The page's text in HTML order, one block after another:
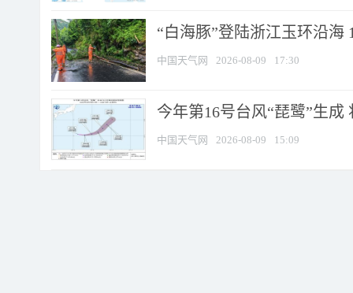
“白海豚”登陆浙江玉环沿海
中国天气网 2026-08-09 17:30
今年第16号台风“琵鹭”生
中国天气网 2026-08-09 15:09